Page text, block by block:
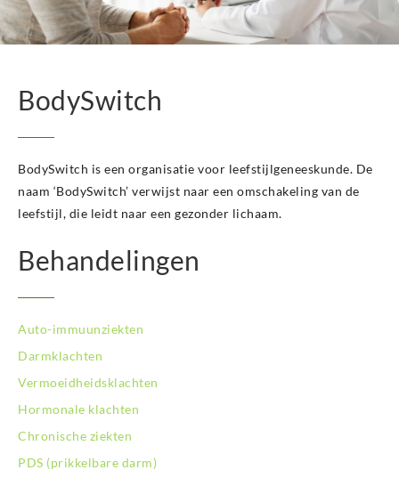
BodySwitch Hengelo OV
BodySwitch Het Gooi
BodySwitch Hoofddorp
BodySwitch Kerkrade
BodySwitch Krimpenerwaard
BodySwitch Leeuwarden
BodySwitch Lelystad
BodySwitch Maastricht
BodySwitch Nieuwegein
BodySwitch Oss
BodySwitch Purmerend
BodySwitch Roosendaal
BodySwitch Rotterdam-Oost
BodySwitch
BodySwitch is een organisatie voor leefstijlgeneeskunde. De
naam ‘BodySwitch’ verwijst naar een omschakeling van de
leefstijl, die leidt naar een gezonder lichaam.
Behandelingen
Auto-immuunziekten
Darmklachten
Vermoeidheidsklachten
Hormonale klachten
Chronische ziekten
PDS (prikkelbare darm)